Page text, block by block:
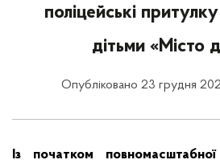
поліцейські
дітьми «Місто
Опубліковано 23 грудня
Із початком